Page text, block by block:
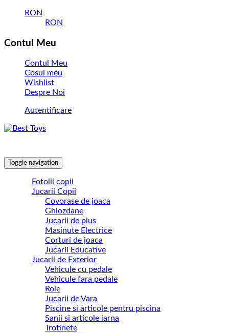
RON
RON
Contul Meu
Contul Meu
Cosul meu
Wishlist
Despre Noi
Autentificare
Toggle navigation
Fotolii copii
Jucarii Copii
Covorase de joaca
Ghiozdane
Jucarii de plus
Masinute Electrice
Corturi de joaca
Jucarii Educative
Jucarii de Exterior
Vehicule cu pedale
Vehicule fara pedale
Role
Jucarii de Vara
Piscine si articole pentru piscina
Sanii si articole iarna
Trotinete